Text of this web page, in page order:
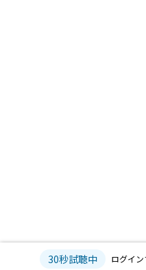
30秒試聴中 ログイ